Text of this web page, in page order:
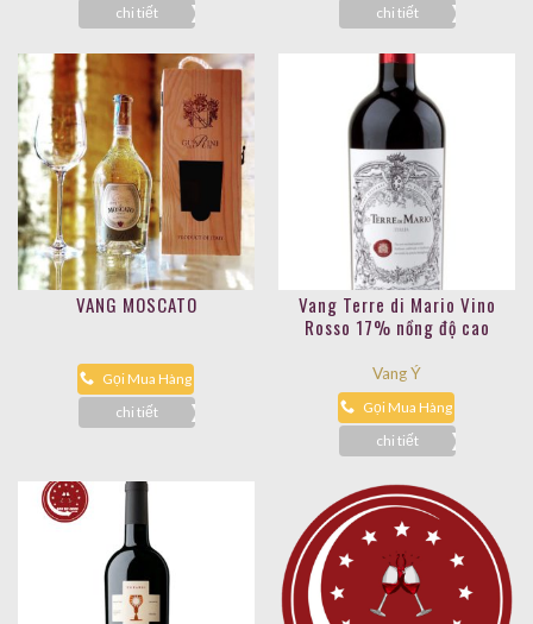
chi tiết
chi tiết
VANG MOSCATO
Gọi Mua Hàng
chi tiết
Vang Terre di Mario Vino
Rosso 17% nồng độ cao
Vang Ý
Gọi Mua Hàng
chi tiết